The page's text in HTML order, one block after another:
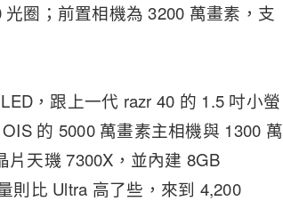
圈；前置相機為 3200 萬畫素，支
，跟上一代 razr 40 的 1.5 吋小螢
的 5000 萬畫素主相機與 1300 萬
天璣 7300X，並內建 8GB
則比 Ultra 高了些，來到 4,200